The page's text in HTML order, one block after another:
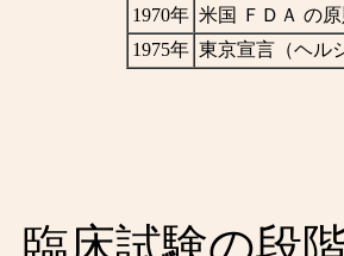
1970年 米国 ＦＤＡ の
1975年 東京宣言（ヘル